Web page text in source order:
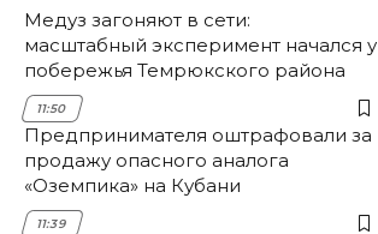
Медуз загоняют в сети:
масштабный эксперимент начался у
побережья Темрюкского района
11:50
Предпринимателя оштрафовали за
продажу опасного аналога
«Оземпика» на Кубани
11:39